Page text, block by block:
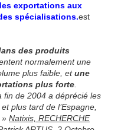
exportations aux
spécialisations.est
des produits
normalement une
plus faible, etune
plus forte
fin de 2004 a déprécié les
plus tard de l’Espagne,
» Natixis, RECHERCHE